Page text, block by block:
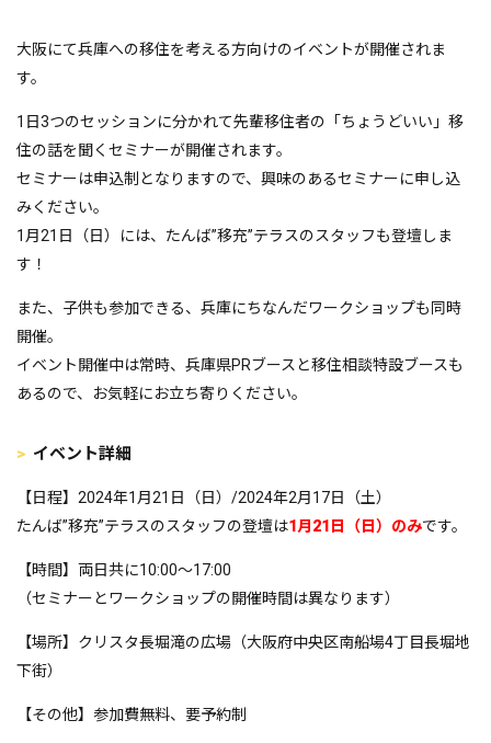
大阪にて兵庫への移住を考える方向けのイベントが開催されま
す。
1日3つのセッションに分かれて先輩移住者の「ちょうどいい」移
住の話を聞くセミナーが開催されます。
セミナーは申込制となりますので、興味のあるセミナーに申し込
みください。
1月21日（日）には、たんば”移充”テラスのスタッフも登壇しま
す！
また、子供も参加できる、兵庫にちなんだワークショップも同時
開催。
イベント開催中は常時、兵庫県PRブースと移住相談特設ブースも
あるので、お気軽にお立ち寄りください。
イベント詳細
【日程】2024年1月21日（日）/2024年2月17日（土）
たんば”移充”テラスのスタッフの登壇は1月21日（日）のみです。
【時間】両日共に10:00～17:00
（セミナーとワークショップの開催時間は異なります）
【場所】クリスタ長堀滝の広場（大阪府中央区南船場4丁目長堀地
下街）
【その他】参加費無料、要予約制